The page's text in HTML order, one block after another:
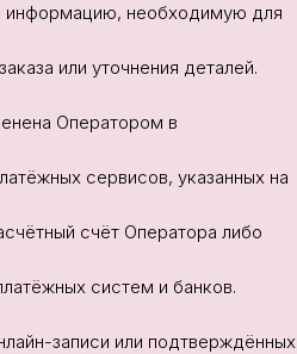
информацию, необходимую для
или уточнения деталей.
Оператором в
сервисов, указанных на
счёт Оператора либо
систем и банков.
записи или подтверждённых